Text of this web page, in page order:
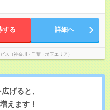
する 詳細へ
ス（神奈川・千葉・埼玉エリア）
げると、
えます！